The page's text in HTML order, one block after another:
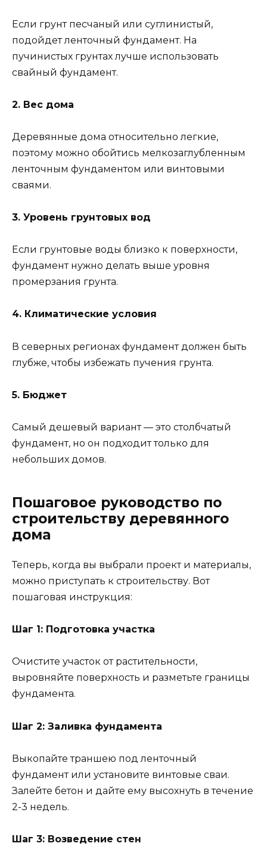
Если грунт песчаный или суглинистый,
подойдет ленточный фундамент. На
пучинистых грунтах лучше использовать
свайный фундамент.
2. Вес дома
Деревянные дома относительно легкие,
поэтому можно обойтись мелкозаглубленным
ленточным фундаментом или винтовыми
сваями.
3. Уровень грунтовых вод
Если грунтовые воды близко к поверхности,
фундамент нужно делать выше уровня
промерзания грунта.
4. Климатические условия
В северных регионах фундамент должен быть
глубже, чтобы избежать пучения грунта.
5. Бюджет
Самый дешевый вариант — это столбчатый
фундамент, но он подходит только для
небольших домов.
Пошаговое руководство по
строительству деревянного
дома
Теперь, когда вы выбрали проект и материалы,
можно приступать к строительству. Вот
пошаговая инструкция:
Шаг 1: Подготовка участка
Очистите участок от растительности,
выровняйте поверхность и разметьте границы
фундамента.
Шаг 2: Заливка фундамента
Выкопайте траншею под ленточный
фундамент или установите винтовые сваи.
Залейте бетон и дайте ему высохнуть в течение
2-3 недель.
Шаг 3: Возведение стен